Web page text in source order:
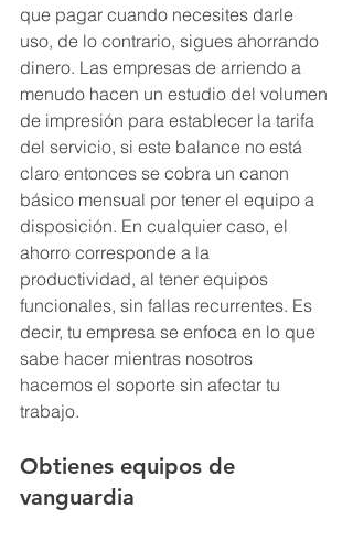
que pagar cuando necesites darle
uso, de lo contrario, sigues ahorrando
dinero. Las empresas de arriendo a
menudo hacen un estudio del volumen
de impresión para establecer la tarifa
del servicio, si este balance no está
claro entonces se cobra un canon
básico mensual por tener el equipo a
disposición. En cualquier caso, el
ahorro corresponde a la
productividad, al tener equipos
funcionales, sin fallas recurrentes. Es
decir, tu empresa se enfoca en lo que
sabe hacer mientras nosotros
hacemos el soporte sin afectar tu
trabajo.
Obtienes equipos de
vanguardia